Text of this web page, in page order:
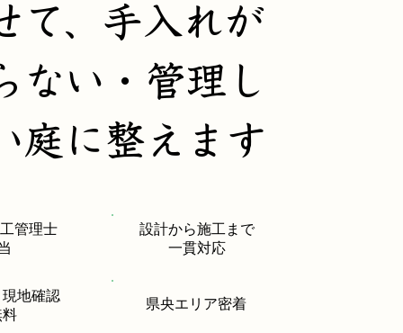
て、手入れが
ない・管理し
庭に整えます
管理士
地確認
設計から施工まで
一貫対応
県央エリア密着